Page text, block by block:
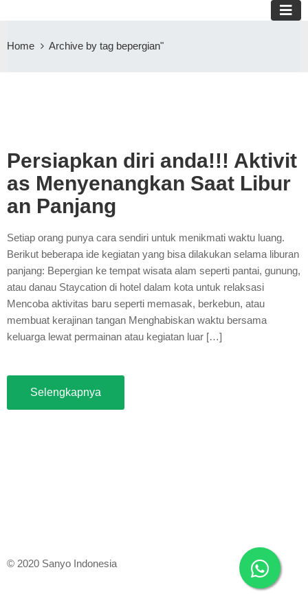
Home Archive by tag bepergian"
Persiapkan diri anda!!! Aktivit
as Menyenangkan Saat Libur
an Panjang
Setiap orang punya cara sendiri untuk menikmati waktu luang.
Berikut beberapa ide kegiatan yang bisa dilakukan selama liburan
panjang: Bepergian ke tempat wisata alam seperti pantai, gunung,
atau danau Staycation di hotel dalam kota untuk relaksasi
Mencoba aktivitas baru seperti memasak, berkebun, atau
membuat kerajinan tangan Menghabiskan waktu bersama
keluarga lewat permainan atau kegiatan luar […]
Selengkapnya
© 2020 Sanyo Indonesia